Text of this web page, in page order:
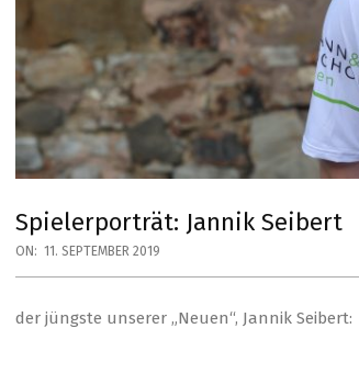
Spielerporträt: Jannik Seibert
ON: 11. SEPTEMBER 2019
der jüngste unserer „Neuen“, Jannik Seibert: